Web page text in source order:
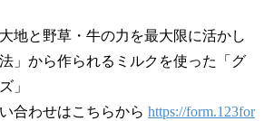
地と野草・牛の力を最大限に活かし
」から作られるミルクを使った「グ
」
合わせはこちらから https://form.123for